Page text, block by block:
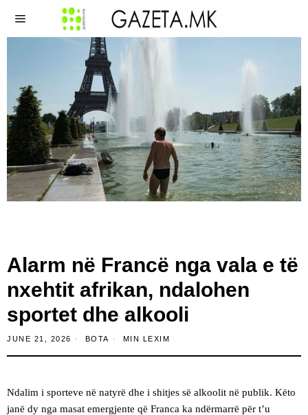
Alarm në Francë nga vala e të
nxehtit afrikan, ndalohen
sportet dhe alkooli
JUNE 21, 2026 BOTA MIN LEXIM
Ndalim i sporteve në natyrë dhe i shitjes së alkoolit në publik. Këto
janë dy nga masat emergjente që Franca ka ndërmarrë për t’u